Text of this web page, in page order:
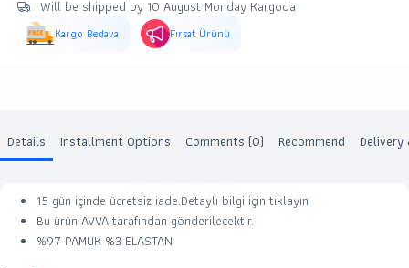
Will be shipped by 10 August Monday Kargoda
Kargo Bedava Fırsat Ürünü
Details Installment Options Comments (0) Recommend Delivery
15 gün içinde ücretsiz iade.Detaylı bilgi için tıklayın
Bu ürün AVVAtarafından gönderilecektir.
%97 PAMUK %3 ELASTAN